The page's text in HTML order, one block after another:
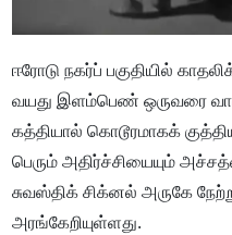
ஈரோடு நகர்ப் பகுதியில்
வயது இளம்பெண் ஒருவரை
கத்தியால் கொடூரமாகக்
பெரும் அதிர்ச்சியையும்
சுவஸ்திக் சிக்னல் அருகே
அரங்கேறியுள்ளது.